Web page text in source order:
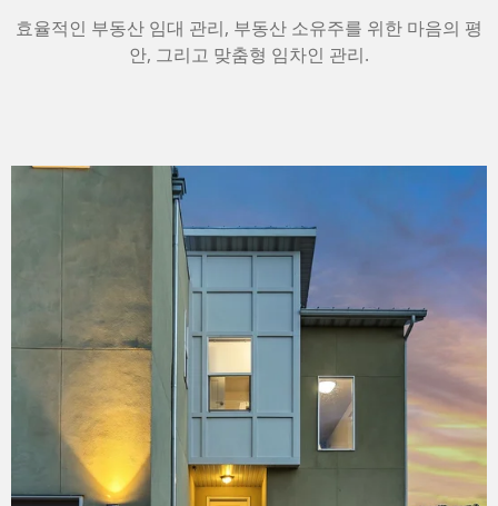
효율적인 부동산 임대 관리, 부동산 소유주를 위한 마음의 평
안, 그리고 맞춤형 임차인 관리.